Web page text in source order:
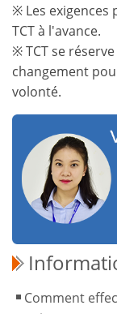
※ Les
TCT à l'avance.
※ TCT se
changement
volonté.
Comment